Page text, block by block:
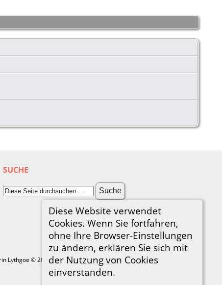
Diese Website verwendet
Cookies. Wenn Sie fortfahren,
ohne Ihre Browser-Einstellungen
zu ändern, erklären Sie sich mit
der Nutzung von Cookies
einverstanden.
SUCHE
Lythgoe © 2001-2026.